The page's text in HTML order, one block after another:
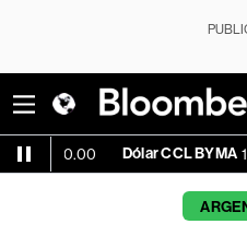
Dólar CCL BYMA 1,576.23